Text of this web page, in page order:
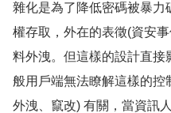
雜化是為了降低密碼被暴力
權存取，外在的表徵(資安
料外洩。但這樣的設計直接
般用戶端無法瞭解這樣的控
外洩、竄改) 有關，當資訊